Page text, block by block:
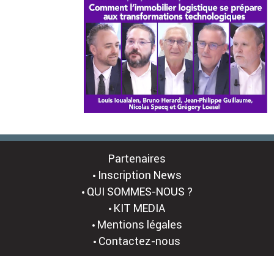
Partenaires
Inscription News
QUI SOMMES-NOUS ?
KIT MEDIA
Mentions légales
Contactez-nous